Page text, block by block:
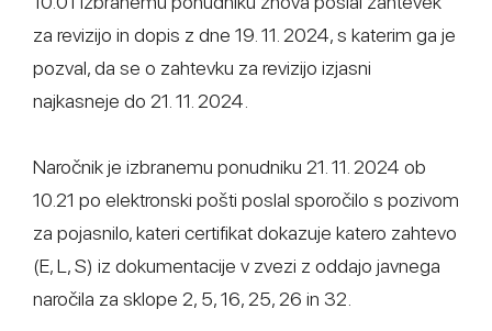
za revizijo in dopis z dne 19. 11. 2024, s katerim ga je
pozval, da se o zahtevku za revizijo izjasni
najkasneje do 21. 11. 2024.
Naročnik je izbranemu ponudniku 21. 11. 2024 ob
10.21 po elektronski pošti poslal sporočilo s pozivom
za pojasnilo, kateri certifikat dokazuje katero zahtevo
(E, L, S) iz dokumentacije v zvezi z oddajo javnega
naročila za sklope 2, 5, 16, 25, 26 in 32.